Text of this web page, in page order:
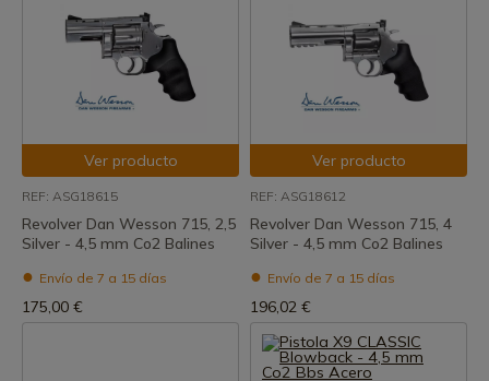
Ver producto
REF: ASG18615
Revolver Dan Wesson 715, 2,5
Silver - 4,5 mm Co2 Balines
Envío de 7 a 15 días
175,00 €
Ver producto
REF: ASG18612
Revolver Dan Wesson 715, 4
Silver - 4,5 mm Co2 Balines
Envío de 7 a 15 días
196,02 €